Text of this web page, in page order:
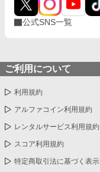
公式SNS一覧
ご利用について
利用規約
アルファコイン利用規約
レンタルサービス利用規約
スコア利用規約
特定商取引法に基づく表示